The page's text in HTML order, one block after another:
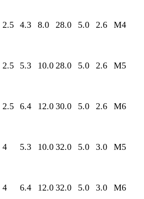
2.5 4.3 8.0 28.0 5.0 2.6 М4
2.5 5.3 10.0 28.0 5.0 2.6 М5
2.5 6.4 12.0 30.0 5.0 2.6 М6
4 5.3 10.0 32.0 5.0 3.0 М5
4 6.4 12.0 32.0 5.0 3.0 М6